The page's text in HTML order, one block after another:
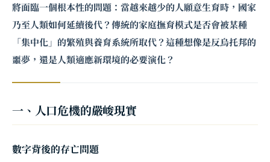
將面臨一個根本性的問題：當越來越少的人願意生育時，國家
乃至人類如何延續後代？傳統的家庭撫育模式是否會被某種
「集中化」的繁殖與養育系統所取代？這種想像是反烏托邦的
噩夢，還是人類適應新環境的必要演化？
一、人口危機的嚴峻現實
數字背後的存亡問題